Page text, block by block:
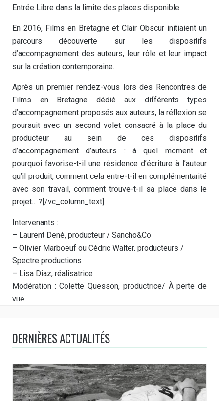
Entrée Libre dans la limite des places disponible
En 2016, Films en Bretagne et Clair Obscur initiaient un
parcours découverte sur les dispositifs
d’accompagnement des auteurs, leur rôle et leur impact
sur la création contemporaine.
Après un premier rendez-vous lors des Rencontres de
Films en Bretagne dédié aux différents types
d’accompagnement proposés aux auteurs, la réflexion se
poursuit avec un second volet consacré à la place du
producteur au sein de ces dispositifs
d’accompagnement d’auteurs : à quel moment et
pourquoi favorise-t-il une résidence d’écriture à l’auteur
qu’il produit, comment cela entre-t-il en complémentarité
avec son travail, comment trouve-t-il sa place dans le
projet… ?[/vc_column_text]
Intervenants :
– Laurent Dené, producteur / Sancho&Co
– Olivier Marboeuf ou Cédric Walter, producteurs /
Spectre productions
– Lisa Diaz, réalisatrice
Modération : Colette Quesson, productrice/ À perte de
vue
DERNIÈRES ACTUALITÉS